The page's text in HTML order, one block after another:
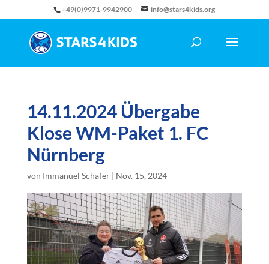
+49(0)9971-9942900 info@stars4kids.org
14.11.2024 Übergabe
Klose WM-Paket 1. FC
Nürnberg
von Immanuel Schäfer| Nov. 15, 2024